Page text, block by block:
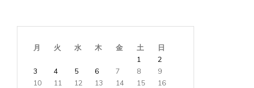
月 火 水 木 金 土
日
1
2
3
4 5 6 7 8
9
10
11 12 13 14 15
16